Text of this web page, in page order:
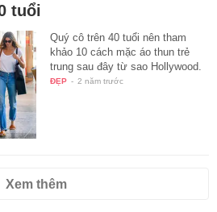
tuổi
Quý cô trên 40 tuổi nên tham
khảo 10 cách mặc áo thun trẻ
trung sau đây từ sao Hollywood.
ĐẸP - 2 năm trước
Xem thêm